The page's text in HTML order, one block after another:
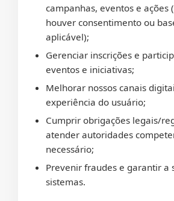
campanhas, eventos e ações
houver consentimento ou
aplicável);
Gerenciar inscrições e
eventos e iniciativas;
Melhorar nossos canais
experiência do usuário;
Cumprir obrigações legais/
atender autoridades
necessário;
Prevenir fraudes e garantir a
sistemas.